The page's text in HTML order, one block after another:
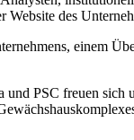
des
einem
PSC freuen